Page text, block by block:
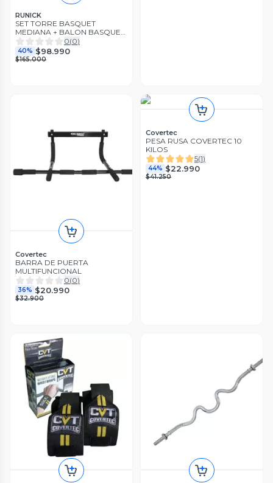
RUNICK
SET TORRE BASQUET
MEDIANA + BALON BASQUET
RUNICK Nº 7 0(0)
40% $98.990
$165.000
Covertec
BARRA DE PUERTA
MULTIFUNCIONAL
0(0)
36% $20.990
$32.900
Covertec
PESA RUSA COVERTEC 10
KILOS
5(1)
44% $22.990
$41.250